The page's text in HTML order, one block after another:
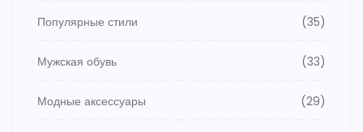
Популярные стили (35)
Мужская обувь (33)
Модные аксессуары (29)